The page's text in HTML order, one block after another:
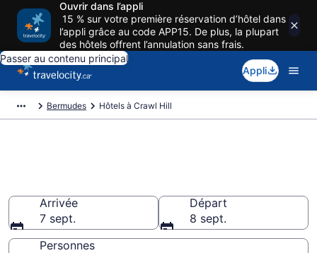
Ouvrir dans l’appli
15 % sur votre première réservation d’hôtel dans
l’appli grâce au code APP15. De plus, la plupart
des hôtels offrent l’annulation sans frais.
Passer au contenu principal
Appli
Bermudes Hôtels à Crawl Hill
Arrivée
7 sept.
Départ
8 sept.
Personnes